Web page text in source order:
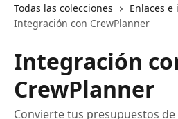
Todas las colecciones
Enlaces
Integración con CrewPlanner
Integración
CrewPlanner
Convierte tus presupuestos